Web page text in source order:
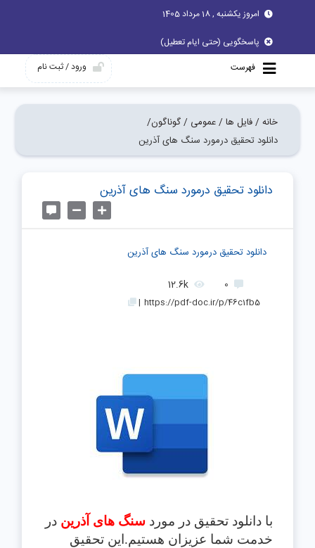
امروز یکشنبه , 18 مرداد 1405
پاسخگویی (حتی ایام تعطیل)
فهرست
ورود / ثبت نام
خانه / فایل ها / عمومی / گوناگون/
دانلود تحقیق درمورد سنگ های آذرین
دانلود تحقیق درمورد سنگ های آذرین
دانلود تحقیق درمورد سنگ های آذرین
0
12.6k
https://pdf-doc.ir/p/46c1fb5
|
با دانلود تحقیق در مورد سنگ های آذریندر
خدمت شما عزیزان هستیم.این تحقیق